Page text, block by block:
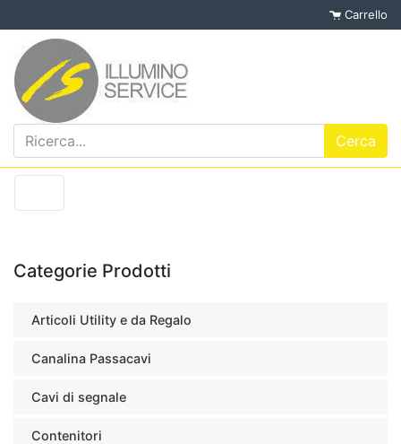
Carrello
Categorie Prodotti
Articoli Utility e da Regalo
Canalina Passacavi
Cavi di segnale
Contenitori